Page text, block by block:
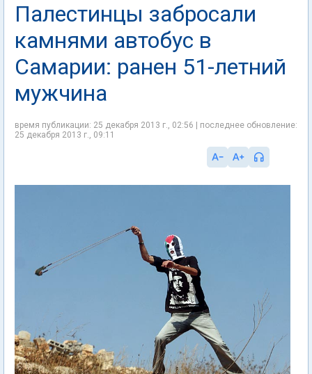
Палестинцы забросали
камнями автобус в
Самарии: ранен 51-летний
мужчина
время публикации: 25 декабря 2013 г., 02:56 | последнее обновление:
25 декабря 2013 г., 09:11